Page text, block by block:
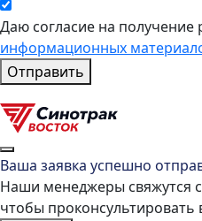
Даю согласие на получение
информационных
Отправить
Ваша заявка успешно
Наши менеджеры свяжутся
чтобы проконсультировать